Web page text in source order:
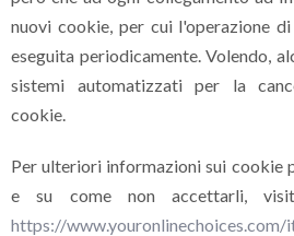
nuovi cookie, per cui l'operazione
eseguita periodicamente. Volendo,
sistemi automatizzati per la
cookie.
Per ulteriori informazioni sui
e su come non accettarli,
https://www.youronlinechoices.com/